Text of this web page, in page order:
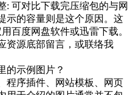
: 可对比下载完压缩包的与网
示的容量则是这个原因。这
百度网盘软件或迅雷下载。
资源底部留言，或联络我
的示例图片？
程序插件、网站模板、网页